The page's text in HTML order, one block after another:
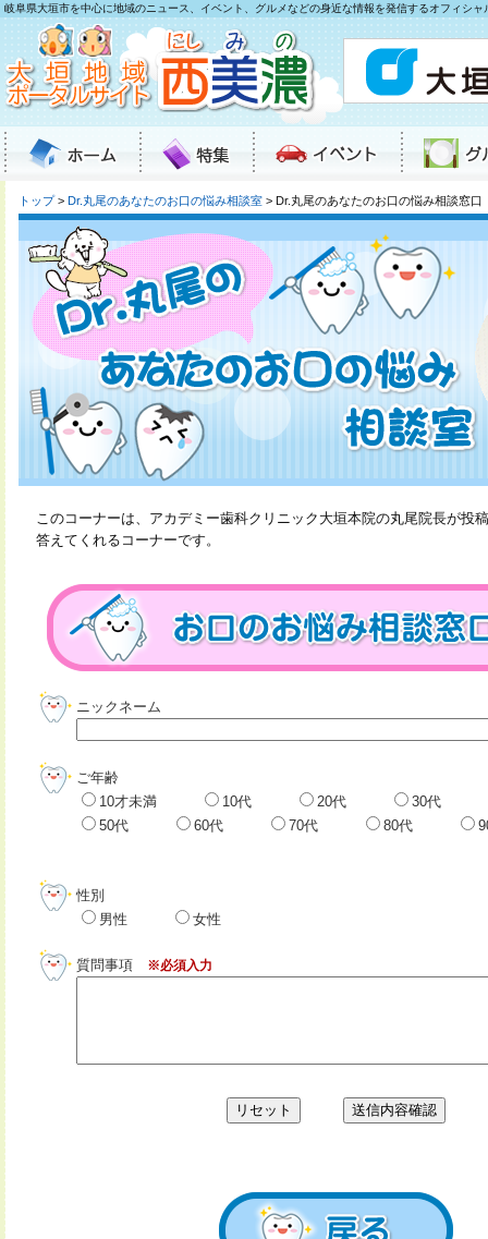
岐阜県大垣市を中心に地域のニュース、イベント、グルメなどの身近な情報を発信するオフィシャ
トップ> Dr.丸尾のあなたのお口の悩み相談室 > Dr.丸尾のあなたのお口の悩み相談窓口
このコーナーは、アカデミー歯科クリニック大垣本院の丸尾院長が投
答えてくれるコーナーです。
ニックネーム
ご年齢
10才未満
10代 20代
30代
50代
60代 70代 80代
性別
男性
女性
質問事項 ※必須入力